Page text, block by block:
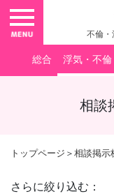
toggle navigation
不倫・
総合 浮気・不倫
相談
トップページ ＞相談掲示
さらに絞り込む：